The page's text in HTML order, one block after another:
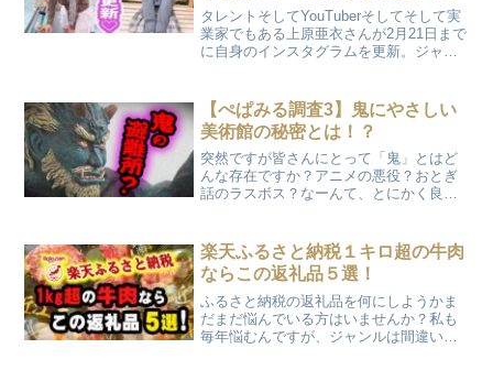
タレントそしてYouTuberそしてそして実
業家でもある上原亜衣さんが2月21日まで
に自身のインスタグラムを更新。ジャー
「クレーンゲームは下手です」と綴って
い...
【ぺぱみる調査3】鬼にやさしい
美術館の秘密とは！？
突然ですが皆さんにとって「鬼」とはど
んな存在ですか？アニメの悪役？おとぎ
話のラスボス？なーんて、とにかく良い
が優遇されている場所があるそうなんで
す！
楽天ふるさと納税１キロ超の牛肉
ならこの返礼品５選！
ふるさと納税の返礼品を何にしようかま
だまだ悩んでいる方はいませんか？私も
毎年悩むんですが、ジャンルは間違いな